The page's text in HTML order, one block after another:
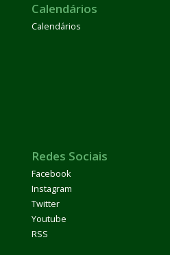
Calendários
Calendários
Redes Sociais
Facebook
Instagram
Twitter
Youtube
RSS